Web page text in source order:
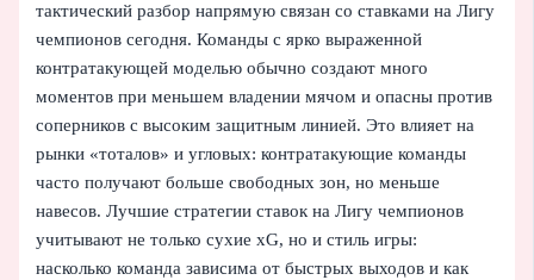
тактический разбор напрямую связан со ставками на Лигу
чемпионов сегодня. Команды с ярко выраженной
контратакующей моделью обычно создают много
моментов при меньшем владении мячом и опасны против
соперников с высоким защитным линией. Это влияет на
рынки «тоталов» и угловых: контратакующие команды
часто получают больше свободных зон, но меньше
навесов. Лучшие стратегии ставок на Лигу чемпионов
учитывают не только сухие xG, но и стиль игры:
насколько команда зависима от быстрых выходов и как